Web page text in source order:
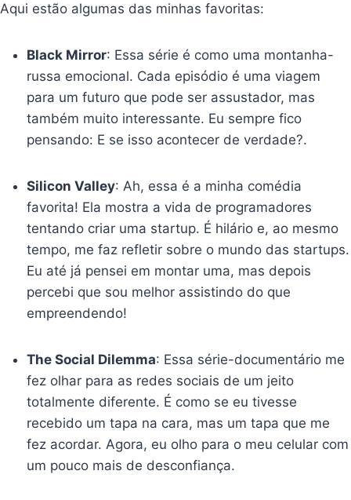
Aqui estão algumas das minhas favoritas:
Black Mirror: Essa série é como uma montanha-
russa emocional. Cada episódio é uma viagem
para um futuro que pode ser assustador, mas
também muito interessante. Eu sempre fico
pensando: E se isso acontecer de verdade?.
Silicon Valley: Ah, essa é a minha comédia
favorita! Ela mostra a vida de programadores
tentando criar uma startup. É hilário e, ao mesmo
tempo, me faz refletir sobre o mundo das startups.
Eu até já pensei em montar uma, mas depois
percebi que sou melhor assistindo do que
empreendendo!
The Social Dilemma: Essa série-documentário me
fez olhar para as redes sociais de um jeito
totalmente diferente. É como se eu tivesse
recebido um tapa na cara, mas um tapa que me
fez acordar. Agora, eu olho para o meu celular com
um pouco mais de desconfiança.